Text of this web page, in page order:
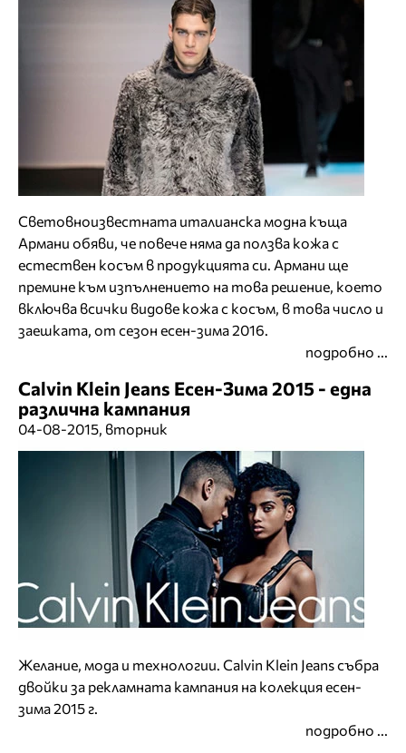
Световноизвестната италианска модна къща
Армани обяви, че повече няма да ползва кожа с
естествен косъм в продукцията си. Армани ще
премине към изпълнението на това решение, което
включва всички видове кожа с косъм, в това число и
заешката, от сезон есен-зима 2016.
подробно ...
Calvin Klein Jeans Есен-Зима 2015 - една
различна кампания
04-08-2015, вторник
Желание, мода и технологии. Calvin Klein Jeans събра
двойки за рекламната кампания на колекция есен-
зима 2015 г.
подробно ...